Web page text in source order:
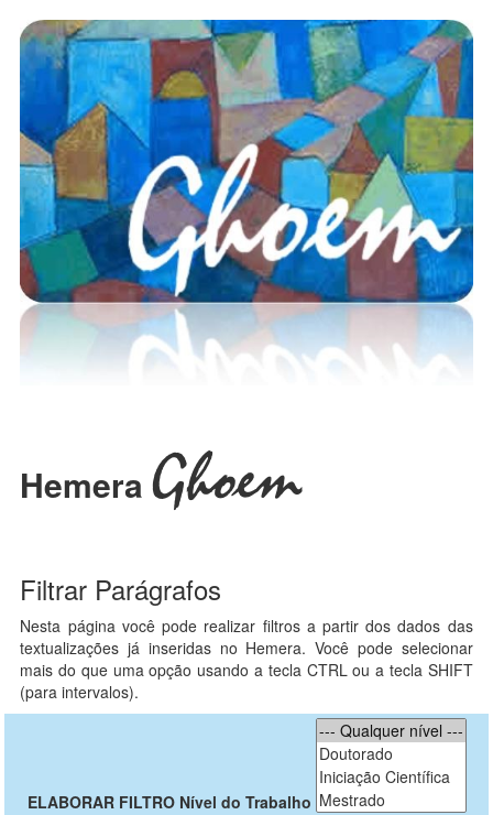
Hemera Ghoem
Filtrar Parágrafos
Nesta página você pode realizar filtros a partir dos dados das
textualizações já inseridas no Hemera. Você pode selecionar
mais do que uma opção usando a tecla CTRL ou a tecla SHIFT
(para intervalos).
ELABORAR FILTRO Nível do Trabalho